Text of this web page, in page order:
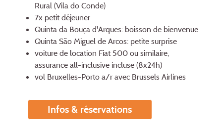
Rural (Vila do Conde)
7x petit déjeuner
Quinta da Bouça d'Arques: boisson de bienvenue
Quinta São Miguel de Arcos: petite surprise
voiture de location Fiat 500 ou similaire,
assurance all-inclusive incluse (8x24h)
vol Bruxelles-Porto a/r avec Brussels Airlines
Infos & réservations